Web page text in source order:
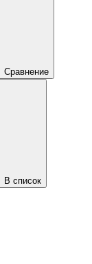
Сравнение
В список